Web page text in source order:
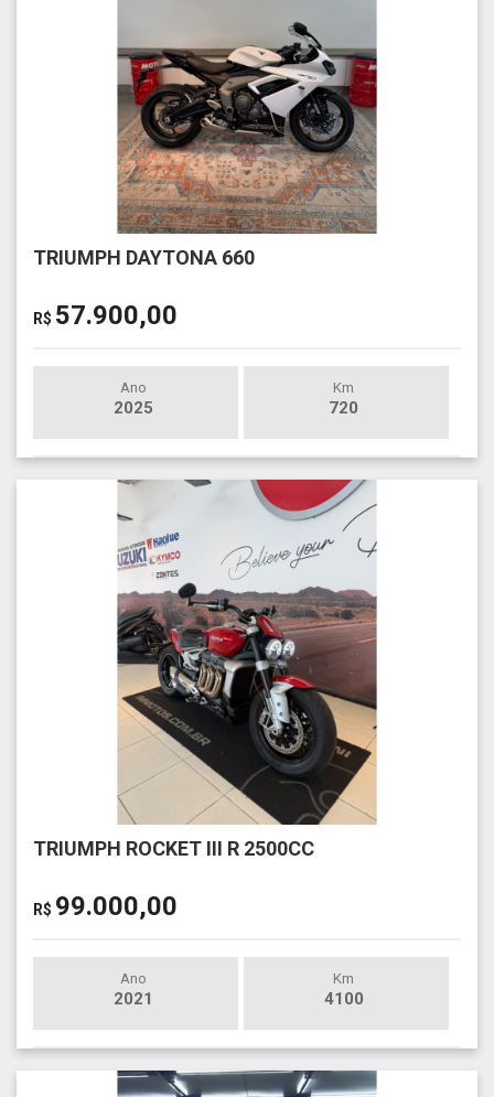
TRIUMPH DAYTONA 660
R$ 57.900,00
Ano
2025
Km
720
TRIUMPH ROCKET III R 2500CC
R$ 99.000,00
Ano
2021
Km
4100